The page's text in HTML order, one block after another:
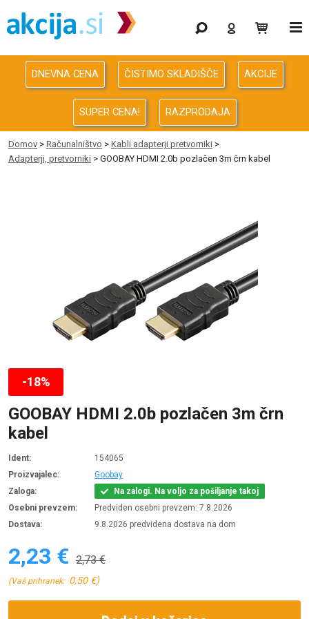
Gaming
Odprodaja
Računalništvo
Računalništvo za podjetja
Avdio Video Foto
DNEVNA CENA ČISTIMO SKLADIŠČE AKCIJE
SUPER CENA! RAZPRODAJA
Domov > Računalništvo > Kabli adapterji pretvorniki >
Adapterji, pretvorniki > GOOBAY HDMI 2.0b pozlačen 3m črn kabel
GOOBAY HDMI 2.0b pozlačen 3m črn
kabel
Ident:
154065
Proizvajalec:
Goobay
Zaloga:
Na zalogi. Na voljo za pošiljanje takoj
Osebni prevzem:
Predviden osebni prevzem: 7.8.2026
Dostava:
9.8.2026 predvidena dostava na dom
2,23 € 2,73 €
(Vaš prihranek: 0,50 €)
-18%